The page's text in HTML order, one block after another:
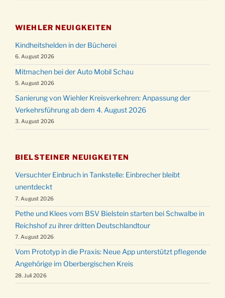
WIEHLER NEUIGKEITEN
Kindheitshelden in der Bücherei
6. August 2026
Mitmachen bei der Auto Mobil Schau
5. August 2026
Sanierung von Wiehler Kreisverkehren: Anpassung der
Verkehrsführung ab dem 4. August 2026
3. August 2026
BIELSTEINER NEUIGKEITEN
Versuchter Einbruch in Tankstelle: Einbrecher bleibt
unentdeckt
7. August 2026
Pethe und Klees vom BSV Bielstein starten bei Schwalbe in
Reichshof zu ihrer dritten Deutschlandtour
7. August 2026
Vom Prototyp in die Praxis: Neue App unterstützt pflegende
Angehörige im Oberbergischen Kreis
28. Juli 2026